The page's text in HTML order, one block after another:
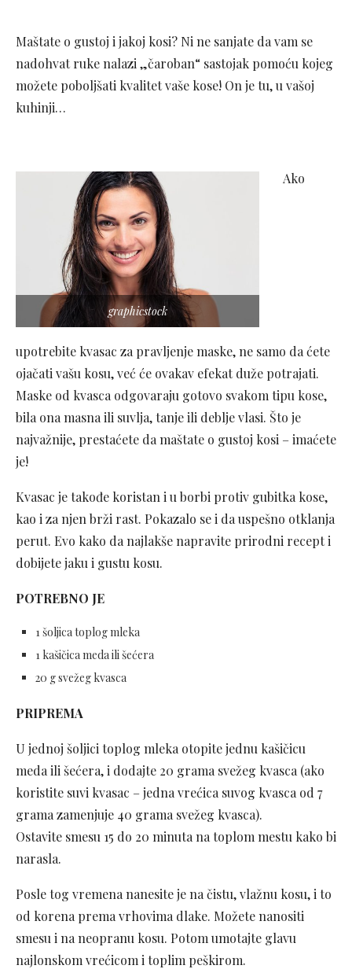
Maštate o gustoj i jakoj kosi? Ni ne sanjate da vam se
nadohvat ruke nalazi „čaroban“ sastojak pomoću kojeg
možete poboljšati kvalitet vaše kose! On je tu, u vašoj
kuhinji…
graphicstock
Ako
upotrebite kvasac za pravljenje maske, ne samo da ćete
ojačati vašu kosu, već će ovakav efekat duže potrajati.
Maske od kvasca odgovaraju gotovo svakom tipu kose,
bila ona masna ili suvlja, tanje ili deblje vlasi. Što je
najvažnije, prestaćete da maštate o gustoj kosi – imaćete
je!
Kvasac je takođe koristan i u borbi protiv gubitka kose,
kao i za njen brži rast. Pokazalo se i da uspešno otklanja
perut. Evo kako da najlakše napravite prirodni recept i
dobijete jaku i gustu kosu.
POTREBNO JE
1 šoljica toplog mleka
1 kašičica meda ili šećera
20 g svežeg kvasca
PRIPREMA
U jednoj šoljici toplog mleka otopite jednu kašičicu
meda ili šećera, i dodajte 20 grama svežeg kvasca (ako
koristite suvi kvasac – jedna vrećica suvog kvasca od 7
grama zamenjuje 40 grama svežeg kvasca).
Ostavite smesu 15 do 20 minuta na toplom mestu kako bi
narasla.
Posle tog vremena nanesite je na čistu, vlažnu kosu, i to
od korena prema vrhovima dlake. Možete nanositi
smesu i na neopranu kosu. Potom umotajte glavu
najlonskom vrećicom i toplim peškirom.